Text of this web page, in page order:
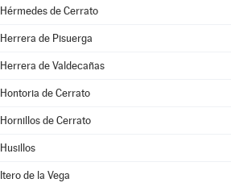
Hérmedes de Cerrato
Herrera de Pisuerga
Herrera de Valdecañas
Hontoria de Cerrato
Hornillos de Cerrato
Husillos
Itero de la Vega